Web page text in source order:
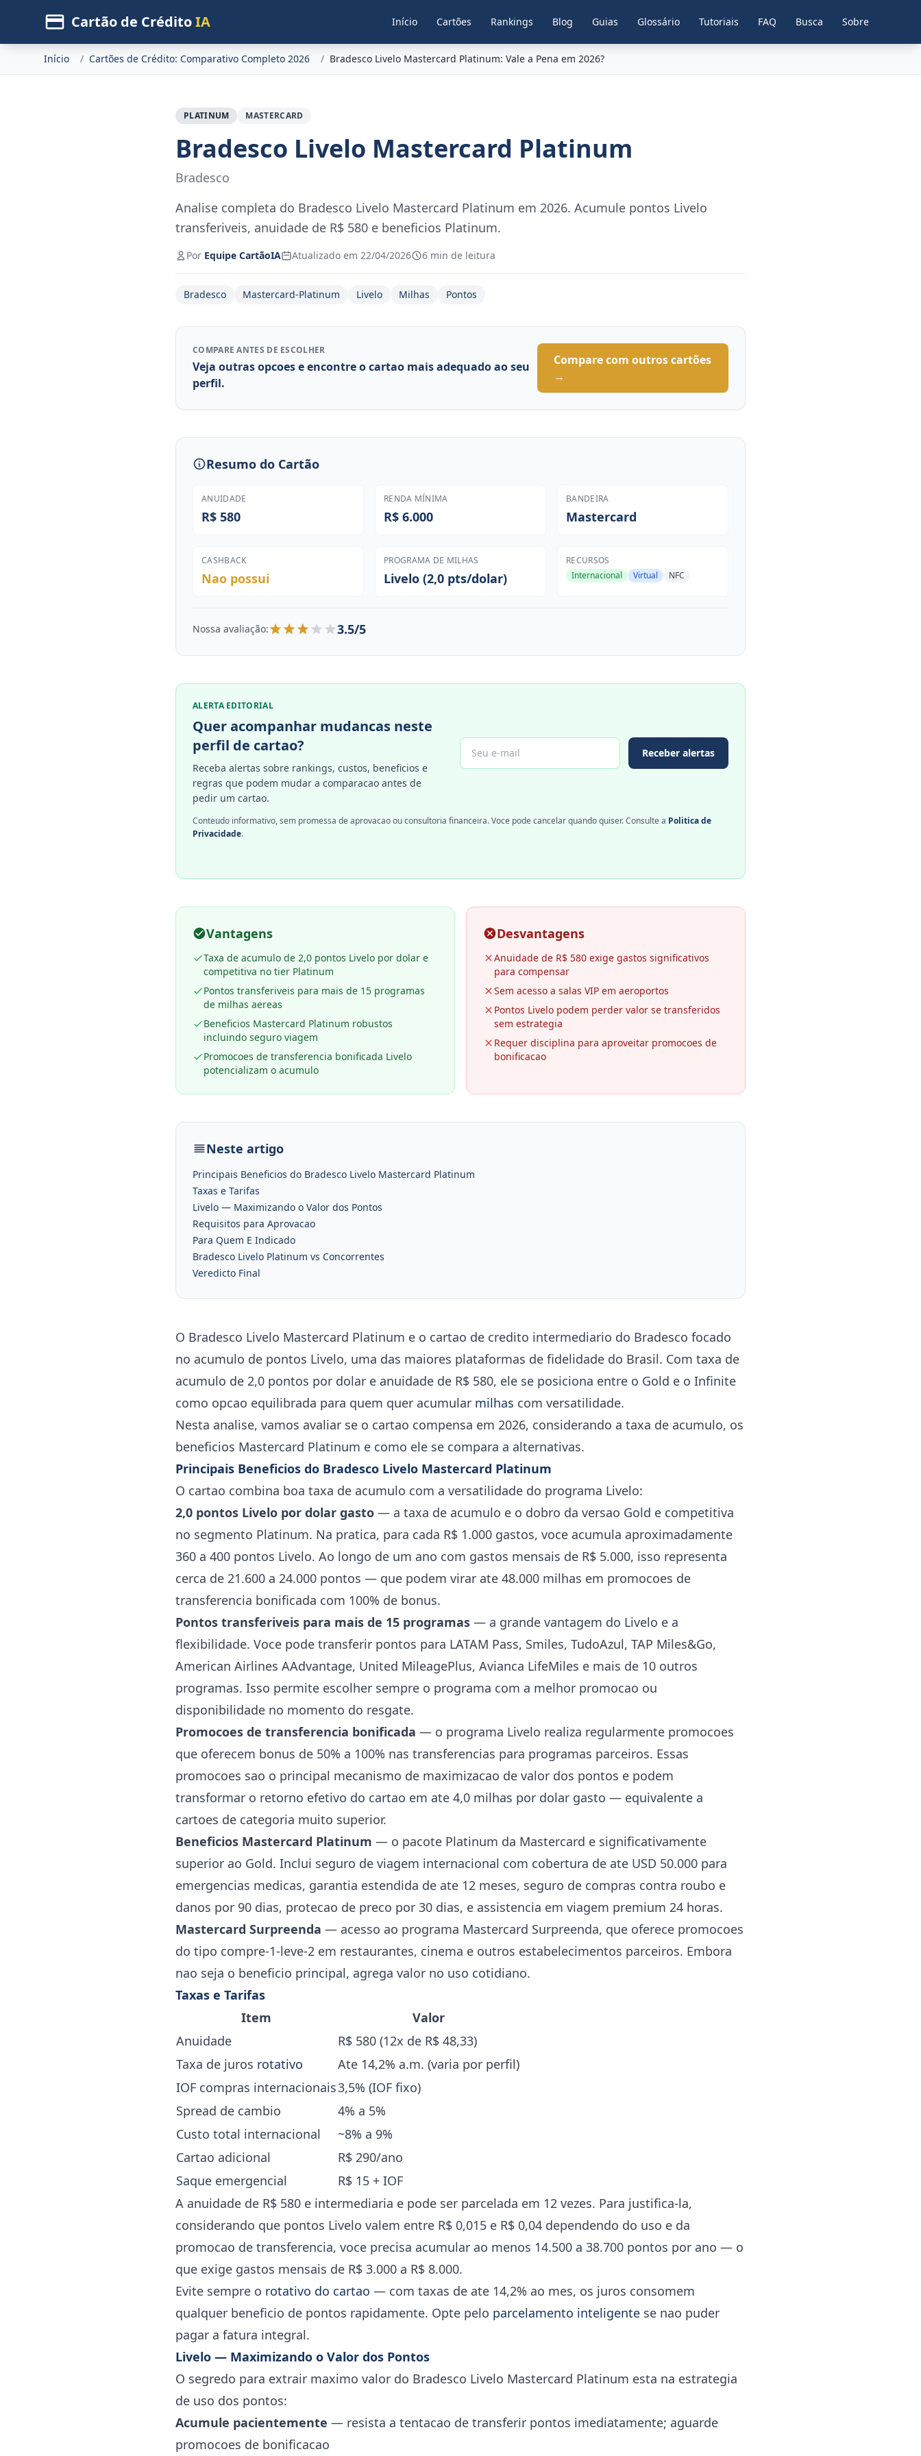
Cartão de CréditoIA Início Cartões Rankings Blog Guias Glossário Tutoriais FAQ Busca Sobre
Início / Cartões de Crédito: Comparativo Completo 2026 / Bradesco Livelo Mastercard Platinum: Vale a Pena em 2026?
PLATINUM MASTERCARD
Bradesco Livelo Mastercard Platinum
Bradesco
Analise completa do Bradesco Livelo Mastercard Platinum em 2026. Acumule pontos Livelo
transferiveis, anuidade de R$ 580 e beneficios Platinum.
Por Equipe CartãoIA Atualizado em 22/04/2026 6 min de leitura
Bradesco Mastercard-Platinum Livelo Milhas Pontos
COMPARE ANTES DE ESCOLHER
Veja outras opcoes e encontre o cartao mais adequado ao seu
perfil.
Compare com outros cartões
→
Resumo do Cartão
ANUIDADE
R$ 580
RENDA MÍNIMA
R$ 6.000
BANDEIRA
Mastercard
CASHBACK
Nao possui
PROGRAMA DE MILHAS
Livelo (2,0 pts/dolar)
RECURSOS
Internacional
Virtual NFC
Nossa avaliação: 3.5/5
ALERTA EDITORIAL
Quer acompanhar mudancas neste
perfil de cartao?
Receba alertas sobre rankings, custos, beneficios e
regras que podem mudar a comparacao antes de
pedir um cartao.
Receber alertas
Conteudo informativo, sem promessa de aprovacao ou consultoria financeira. Voce pode cancelar quando quiser. Consulte a Politica de
Privacidade.
Vantagens
Taxa de acumulo de 2,0 pontos Livelo por dolar e
competitiva no tier Platinum
Pontos transferiveis para mais de 15 programas
de milhas aereas
Beneficios Mastercard Platinum robustos
incluindo seguro viagem
Promocoes de transferencia bonificada Livelo
potencializam o acumulo
Desvantagens
Anuidade de R$ 580 exige gastos significativos
para compensar
Sem acesso a salas VIP em aeroportos
Pontos Livelo podem perder valor se transferidos
sem estrategia
Requer disciplina para aproveitar promocoes de
bonificacao
Neste artigo
Principais Beneficios do Bradesco Livelo Mastercard Platinum
Taxas e Tarifas
Livelo — Maximizando o Valor dos Pontos
Requisitos para Aprovacao
Para Quem E Indicado
Bradesco Livelo Platinum vs Concorrentes
Veredicto Final
O Bradesco Livelo Mastercard Platinum e o cartao de credito intermediario do Bradesco focado
no acumulo de pontos Livelo, uma das maiores plataformas de fidelidade do Brasil. Com taxa de
acumulo de 2,0 pontos por dolar e anuidade de R$ 580, ele se posiciona entre o Gold e o Infinite
como opcao equilibrada para quem quer acumular milhas com versatilidade.
Nesta analise, vamos avaliar se o cartao compensa em 2026, considerando a taxa de acumulo, os
beneficios Mastercard Platinum e como ele se compara a alternativas.
Principais Beneficios do Bradesco Livelo Mastercard Platinum
O cartao combina boa taxa de acumulo com a versatilidade do programa Livelo:
2,0 pontos Livelo por dolar gasto — a taxa de acumulo e o dobro da versao Gold e competitiva
no segmento Platinum. Na pratica, para cada R$ 1.000 gastos, voce acumula aproximadamente
360 a 400 pontos Livelo. Ao longo de um ano com gastos mensais de R$ 5.000, isso representa
cerca de 21.600 a 24.000 pontos — que podem virar ate 48.000 milhas em promocoes de
transferencia bonificada com 100% de bonus.
Pontos transferiveis para mais de 15 programas — a grande vantagem do Livelo e a
flexibilidade. Voce pode transferir pontos para LATAM Pass, Smiles, TudoAzul, TAP Miles&Go,
American Airlines AAdvantage, United MileagePlus, Avianca LifeMiles e mais de 10 outros
programas. Isso permite escolher sempre o programa com a melhor promocao ou
disponibilidade no momento do resgate.
Promocoes de transferencia bonificada — o programa Livelo realiza regularmente promocoes
que oferecem bonus de 50% a 100% nas transferencias para programas parceiros. Essas
promocoes sao o principal mecanismo de maximizacao de valor dos pontos e podem
transformar o retorno efetivo do cartao em ate 4,0 milhas por dolar gasto — equivalente a
cartoes de categoria muito superior.
Beneficios Mastercard Platinum — o pacote Platinum da Mastercard e significativamente
superior ao Gold. Inclui seguro de viagem internacional com cobertura de ate USD 50.000 para
emergencias medicas, garantia estendida de ate 12 meses, seguro de compras contra roubo e
danos por 90 dias, protecao de preco por 30 dias, e assistencia em viagem premium 24 horas.
Mastercard Surpreenda — acesso ao programa Mastercard Surpreenda, que oferece promocoes
do tipo compre-1-leve-2 em restaurantes, cinema e outros estabelecimentos parceiros. Embora
nao seja o beneficio principal, agrega valor no uso cotidiano.
Taxas e Tarifas
Item
Valor
Anuidade
R$ 580 (12x de R$ 48,33)
Taxa de juros rotativo
Ate 14,2% a.m. (varia por perfil)
IOF compras internacionais3,5% (IOF fixo)
Spread de cambio
4% a 5%
Custo total internacional
~8% a 9%
Cartao adicional
R$ 290/ano
Saque emergencial
R$ 15 + IOF
A anuidade de R$ 580 e intermediaria e pode ser parcelada em 12 vezes. Para justifica-la,
considerando que pontos Livelo valem entre R$ 0,015 e R$ 0,04 dependendo do uso e da
promocao de transferencia, voce precisa acumular ao menos 14.500 a 38.700 pontos por ano — o
que exige gastos mensais de R$ 3.000 a R$ 8.000.
Evite sempre o rotativo do cartao — com taxas de ate 14,2% ao mes, os juros consomem
qualquer beneficio de pontos rapidamente. Opte pelo parcelamento inteligente se nao puder
pagar a fatura integral.
Livelo — Maximizando o Valor dos Pontos
O segredo para extrair maximo valor do Bradesco Livelo Mastercard Platinum esta na estrategia
de uso dos pontos:
Acumule pacientemente — resista a tentacao de transferir pontos imediatamente; aguarde
promocoes de bonificacao